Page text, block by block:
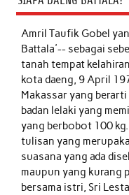
Amril Taufik Gobel
Battala'-- sebagai
tanah tempat
kota daeng, 9 April
Makassar yang berarti
badan lelaki yang
yang berbobot 100
tulisan yang
suasana yang ada
maupun yang kurang
bersama istri, Sri